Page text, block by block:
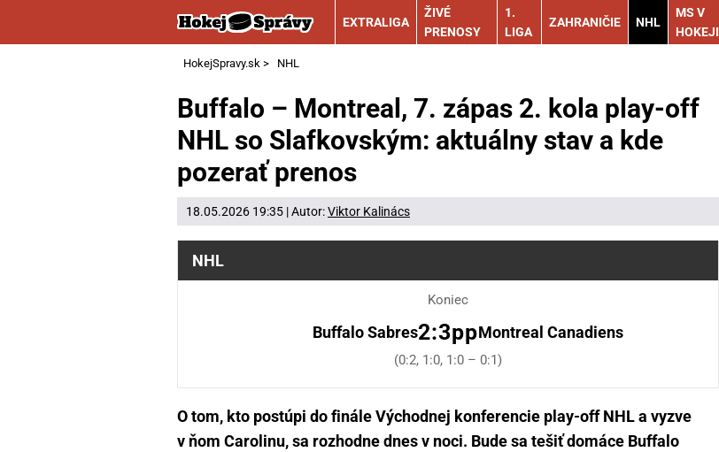
EXTRALIGA
ŽIVÉ
PRENOSY
1.
LIGA
ZAHRANIČIE NHL
MS V
HOKEJI
HokejSpravy.sk > NHL
Buffalo – Montreal, 7. zápas 2. kola play-off
NHL so Slafkovským: aktuálny stav a kde
pozerať prenos
18.05.2026 19:35 | Autor:Viktor Kalinács
NHL
Koniec
Buffalo Sabres2:3ppMontreal Canadiens
(0:2, 1:0, 1:0 – 0:1)
O tom, kto postúpi do finále Východnej konferencie play-off NHL a vyzve
v ňom Carolinu, sa rozhodne dnes v noci. Bude sa tešiť domáce Buffalo